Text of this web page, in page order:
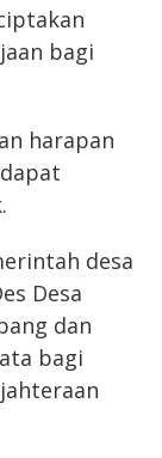
bagi
harapan
desa
Desa
dan
bagi